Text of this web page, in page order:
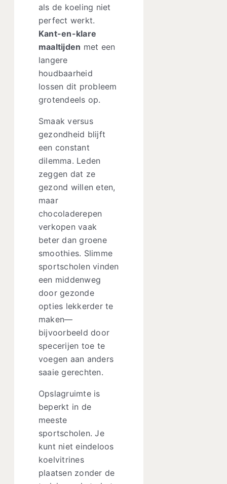
als de koeling niet
perfect werkt.
Kant-en-klare
maaltijden met een
langere
houdbaarheid
lossen dit probleem
grotendeels op.
Smaak versus
gezondheid blijft
een constant
dilemma. Leden
zeggen dat ze
gezond willen eten,
maar
chocoladerepen
verkopen vaak
beter dan groene
smoothies. Slimme
sportscholen vinden
een middenweg
door gezonde
opties lekkerder te
maken—
bijvoorbeeld door
specerijen toe te
voegen aan anders
saaie gerechten.
Opslagruimte is
beperkt in de
meeste
sportscholen. Je
kunt niet eindeloos
koelvitrines
plaatsen zonder de